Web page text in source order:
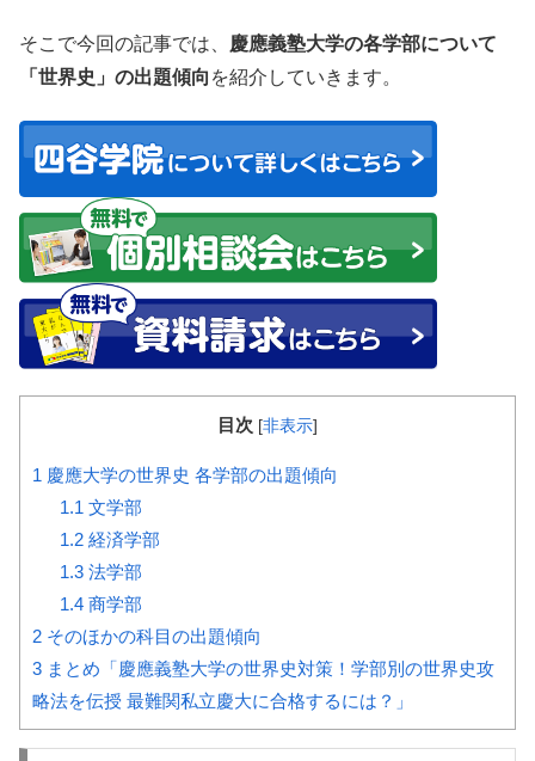
そこで今回の記事では、
慶應義塾大学の各学部について
「世界史」の出題傾向 を紹介していきます。
目次 [非表示]
1 慶應大学の世界史 各学部の出題傾向
1.1 文学部
1.2経済学部
1.3法学部
1.4商学部
2 そのほかの科目の出題傾向
3 まとめ「慶應義塾大学の世界史対策！学部別の世界史攻
略法を伝授 最難関私立慶大に合格するには？」